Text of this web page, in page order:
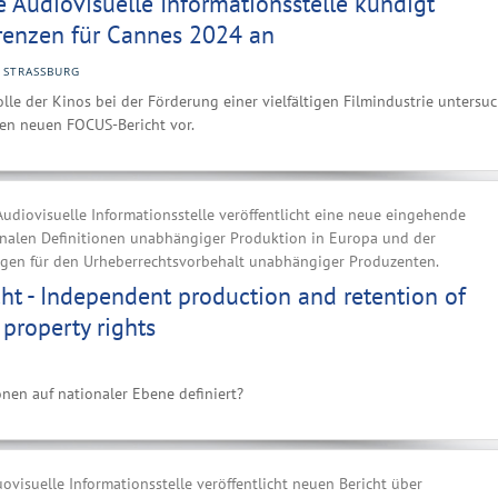
für Cannes 2024 an
STRASSBURG
der Kinos bei der Förderung einer vielfältigen Filmindustrie
neuen FOCUS-Bericht vor.
Informationsstelle veröffentlicht eine neue eingehende
Definitionen unabhängiger Produktion in Europa und der
für den Urheberrechtsvorbehalt unabhängiger Produzenten.
- Independent production and retention of
rights
auf nationaler Ebene definiert?
Informationsstelle veröffentlicht neuen Bericht über